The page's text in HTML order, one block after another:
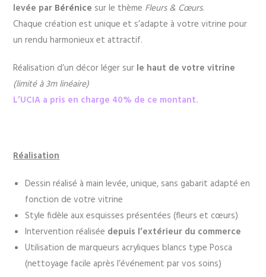
levée par Bérénice sur le thème Fleurs & Cœurs.
Chaque création est unique et s’adapte à votre vitrine pour
un rendu harmonieux et attractif.
Réalisation d’un décor léger sur le haut de votre vitrine
(limité à 3m linéaire)
L’UCIA a pris en charge 40% de ce montant.
Réalisation
Dessin réalisé à main levée, unique, sans gabarit adapté en
fonction de votre vitrine
Style fidèle aux esquisses présentées (fleurs et cœurs)
Intervention réalisée depuis l’extérieur du commerce
Utilisation de marqueurs acryliques blancs type Posca
(nettoyage facile après l’événement par vos soins)